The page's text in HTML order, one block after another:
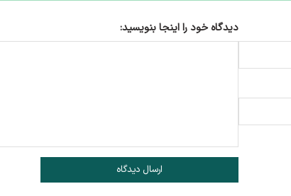
دیدگاه خود را اینجا بنویسید:
ارسال دیدگاه